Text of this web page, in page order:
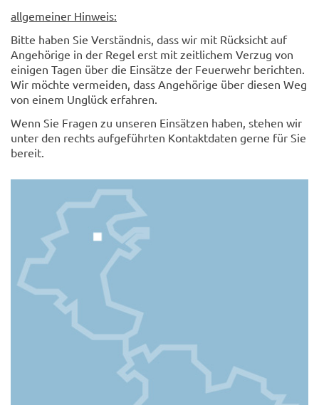
allgemeiner Hinweis:
Bitte haben Sie Verständnis, dass wir mit Rücksicht auf
Angehörige in der Regel erst mit zeitlichem Verzug von
einigen Tagen über die Einsätze der Feuerwehr berichten.
Wir möchte vermeiden, dass Angehörige über diesen Weg
von einem Unglück erfahren.
Wenn Sie Fragen zu unseren Einsätzen haben, stehen wir
unter den rechts aufgeführten Kontaktdaten gerne für Sie
bereit.